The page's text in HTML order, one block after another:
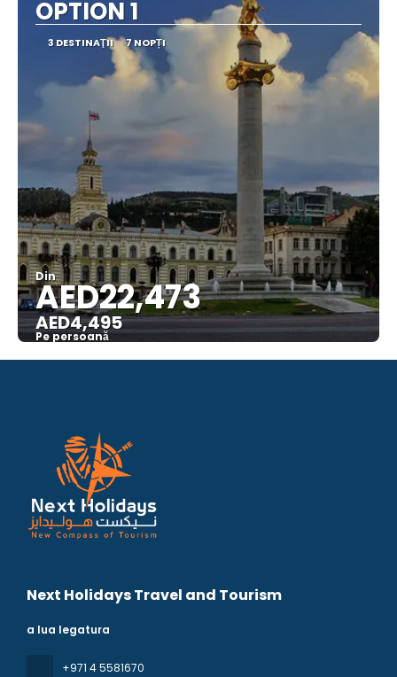
OPTION 1
3 DESTINAŢII 7 NOPȚI
Din
AED22,473
AED4,495
Pe persoană
Vedea
Next Holidays Travel and Tourism
a lua legatura
+971 4 5581670